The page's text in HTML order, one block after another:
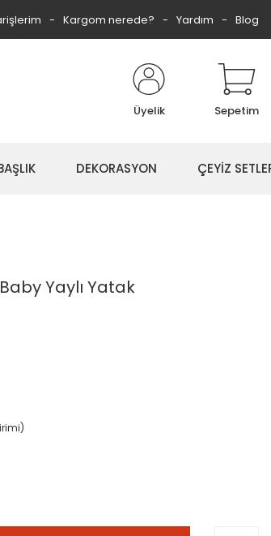
Kargom nerede? Yardım Blog
Üyelik Sepetim
DEKORASYON ÇEYİZ
Yaylı Yatak